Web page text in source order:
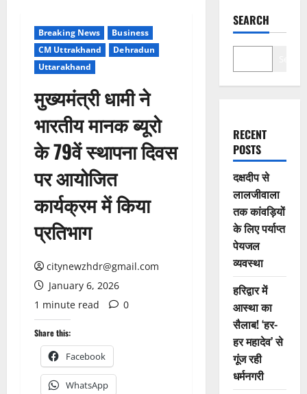
Breaking News
Business
CM Uttrakhand
Dehradun
Uttarakhand
मुख्यमंत्री धामी ने
भारतीय मानक ब्यूरो
के 79वें स्थापना दिवस
पर आयोजित
कार्यक्रम में किया
प्रतिभाग
citynewzhdr@gmail.com
January 6, 2026
1 minute read
0
Share this:
Facebook
WhatsApp
SEARCH
RECENT
POSTS
दक्षदीप से
लालजीवाला
तक कांवड़ियों
के लिए पर्याप्त
पेयजल
व्यवस्था
हरिद्वार में
आस्था का
सैलाब! ‘हर-
हर महादेव’ से
गूंज रही
धर्मनगरी